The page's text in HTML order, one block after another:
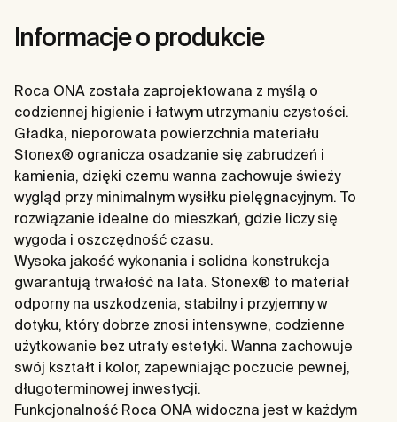
Informacje o produkcie
Roca ONA została zaprojektowana z myślą o
codziennej higienie i łatwym utrzymaniu czystości.
Gładka, nieporowata powierzchnia materiału
Stonex® ogranicza osadzanie się zabrudzeń i
kamienia, dzięki czemu wanna zachowuje świeży
wygląd przy minimalnym wysiłku pielęgnacyjnym. To
rozwiązanie idealne do mieszkań, gdzie liczy się
wygoda i oszczędność czasu.
Wysoka jakość wykonania i solidna konstrukcja
gwarantują trwałość na lata. Stonex® to materiał
odporny na uszkodzenia, stabilny i przyjemny w
dotyku, który dobrze znosi intensywne, codzienne
użytkowanie bez utraty estetyki. Wanna zachowuje
swój kształt i kolor, zapewniając poczucie pewnej,
długoterminowej inwestycji.
Funkcjonalność Roca ONA widoczna jest w każdym